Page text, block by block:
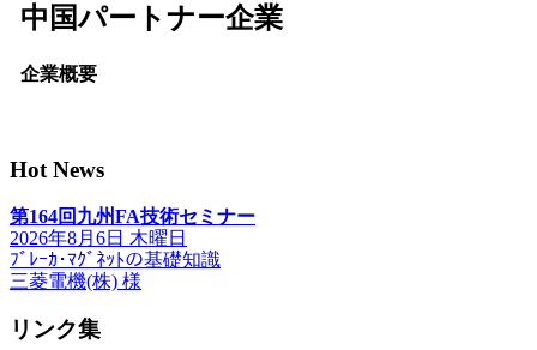
中国パートナー企業
企業概要
Hot News
第164回九州FA技術セミナー
2026年8月6日 木曜日
ﾌﾞﾚｰｶ･ﾏｸﾞﾈｯﾄの基礎知識
三菱電機(株) 様
リンク集